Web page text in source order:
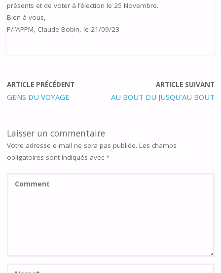
présents et de voter à l’élection le 25 Novembre.
Bien à vous,
P/l’APPM, Claude Bobin, le 21/09/23
ARTICLE PRÉCÉDENT
GENS DU VOYAGE
ARTICLE SUIVANT
AU BOUT DU JUSQU’AU BOUT
Laisser un commentaire
Votre adresse e-mail ne sera pas publiée. Les champs
obligatoires sont indiqués avec *